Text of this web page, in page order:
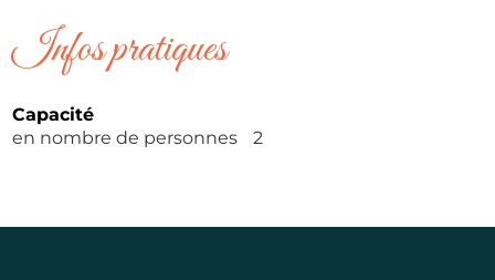
Infos pratiques
Capacité
en nombre de personnes
2